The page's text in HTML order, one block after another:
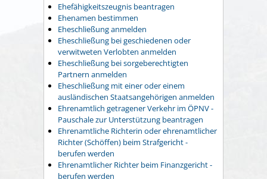
Ehefähigkeitszeugnis beantragen
Ehenamen bestimmen
Eheschließung anmelden
Eheschließung bei geschiedenen oder
verwitweten Verlobten anmelden
Eheschließung bei sorgeberechtigten
Partnern anmelden
Eheschließung mit einer oder einem
ausländischen Staatsangehörigen anmelden
Ehrenamtlich getragener Verkehr im ÖPNV -
Pauschale zur Unterstützung beantragen
Ehrenamtliche Richterin oder ehrenamtlicher
Richter (Schöffen) beim Strafgericht -
berufen werden
Ehrenamtlicher Richter beim Finanzgericht -
berufen werden